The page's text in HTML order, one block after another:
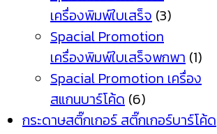
เครื่องพิมพ์ใบเสร็จ (3)
Spacial Promotion
เครื่องพิมพ์ใบเสร็จพกพา (1)
Spacial Promotion เครื่อง
สแกนบาร์โค้ด (6)
กระดาษสติ๊กเกอร์ สติ๊กเกอร์บาร์โค้ด